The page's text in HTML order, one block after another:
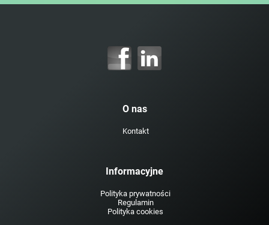
O nas
Kontakt
Informacyjne
Polityka prywatności
Regulamin
Polityka cookies